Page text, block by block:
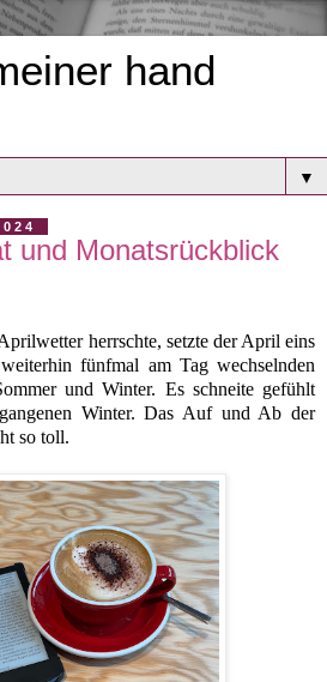
hand
▼
und Monatsrückblick
herrschte, setzte der April eins
fünfmal am Tag wechselnden
und Winter. Es schneite gefühlt
Winter. Das Auf und Ab der
so toll.